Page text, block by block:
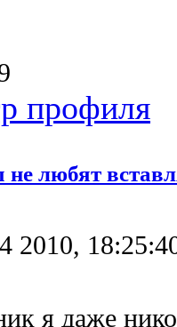
любят
2010,
я даже